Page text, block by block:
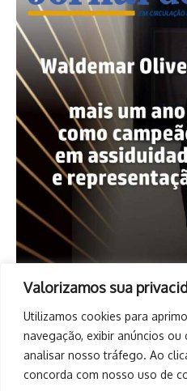
Valorizamos sua
Utilizamos cookies para
navegação, exibir anúncios
analisar nosso tráfego. Ao
concorda com nosso uso de